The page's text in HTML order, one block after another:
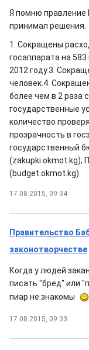
Я помню правление
принимал решения.
1. Сокращены
госаппарата на
2012 году.3.
человек.4.
более чем в 2 раза
государственные
количество
прозрачность в
государственный
(zakupki.okmot.kg);
(budget.okmot.kg).
17.08.2015, 09:34
Правительство
законотворчестве
Когда у людей
писать "бред" или
пиар не знакомы
17.08.2015, 09:33